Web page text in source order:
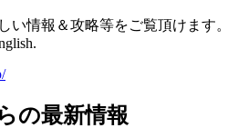
い情報＆攻略等をご覧頂けます。
の最新情報